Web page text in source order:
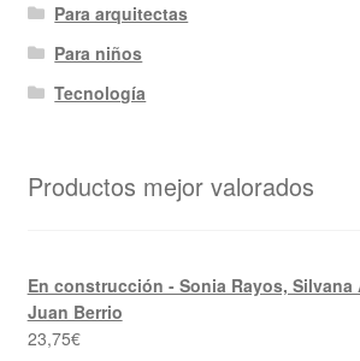
Para arquitectas
Para niños
Tecnología
Productos mejor valorados
En construcción - Sonia Rayos, Silvana
Juan Berrio
23,75€